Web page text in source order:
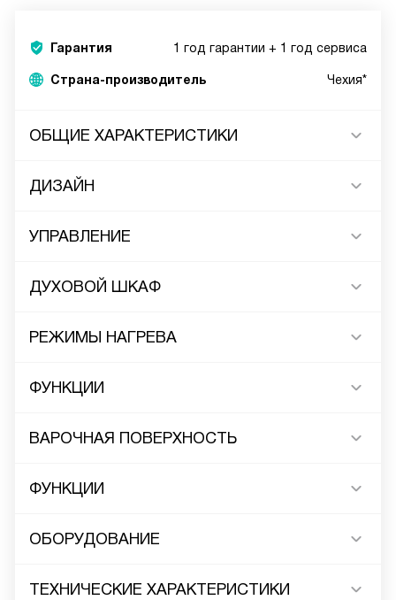
Гарантия 1 год гарантии + 1 год сервиса
Страна-производитель Чехия*
ОБЩИЕ ХАРАКТЕРИСТИКИ
ДИЗАЙН
УПРАВЛЕНИЕ
ДУХОВОЙ ШКАФ
РЕЖИМЫ НАГРЕВА
ФУНКЦИИ
ВАРОЧНАЯ ПОВЕРХНОСТЬ
ФУНКЦИИ
ОБОРУДОВАНИЕ
ТЕХНИЧЕСКИЕ ХАРАКТЕРИСТИКИ